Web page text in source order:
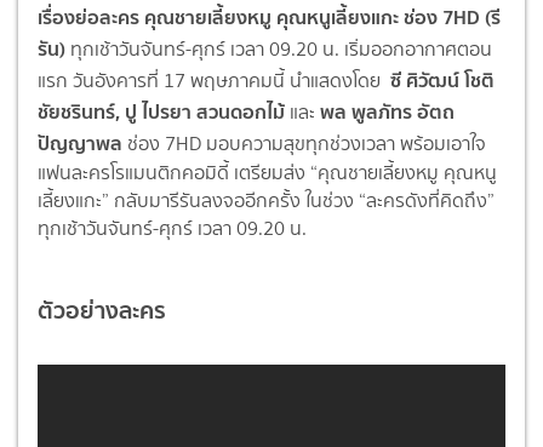
เรื่องย่อละคร คุณชายเลี้ยงหมู คุณหนูเลี้ยงแกะ ช่อง 7HD (รี
รัน) ทุกเช้าวันจันทร์-ศุกร์ เวลา 09.20 น. เริ่มออกอากาศตอน
แรก วันอังคารที่ 17 พฤษภาคมนี้ นำแสดงโดย ซี ศิวัฒน์ โชติ
ชัยชรินทร์, ปู ไปรยา สวนดอกไม้ และ พล พูลภัทร อัตถ
ปัญญาพล ช่อง 7HD มอบความสุขทุกช่วงเวลา พร้อมเอาใจ
แฟนละครโรแมนติกคอมิดี้ เตรียมส่ง “คุณชายเลี้ยงหมู คุณหนู
เลี้ยงแกะ” กลับมารีรันลงจออีกครั้ง ในช่วง “ละครดังที่คิดถึง”
ทุกเช้าวันจันทร์-ศุกร์ เวลา 09.20 น.
ตัวอย่างละคร